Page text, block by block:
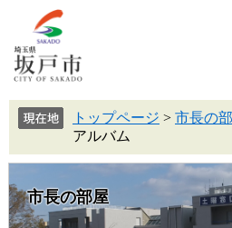
トップページ > 市長の
アルバム
市長の部屋